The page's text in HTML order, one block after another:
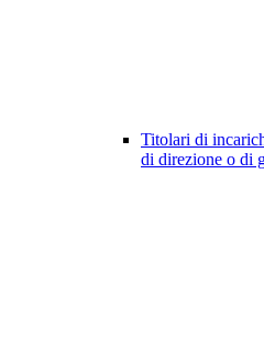
Titolari di
di direzione o di